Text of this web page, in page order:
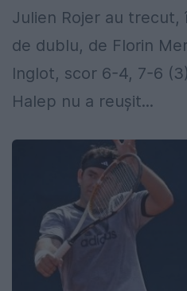
Julien Rojer au trecut,
de dublu, de Florin
Inglot, scor 6-4, 7-6
Halep nu a reușit...